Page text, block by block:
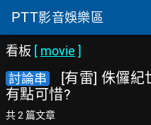
PTT影音娛樂區
看板 [ movie ]
討論串
[有雷] 侏儸紀
有點可惜?
共 2 篇文章